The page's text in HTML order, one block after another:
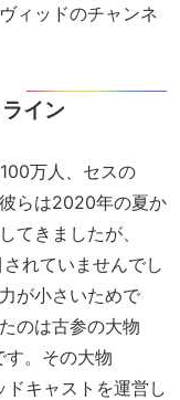
ィッドのチャンネ
イン
万人、セスの
らは2020年の夏か
てきましたが、
れていませんでし
が小さいためで
のは古参の大物
。その大物
キャストを運営し